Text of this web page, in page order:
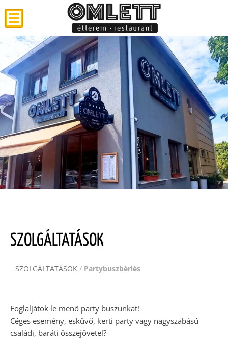
SZOLGÁLTATÁSOK
SZOLGÁLTATÁSOK / Partybuszbérlés
Foglaljátok le menő party buszunkat!
Céges esemény, esküvő, kerti party vagy nagyszabású
családi, baráti összejövetel?